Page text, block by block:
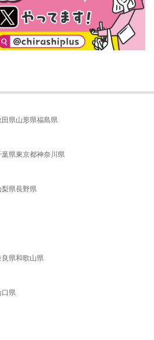
田県山形県福島県
葉県東京都神奈川県
梨県長野県
良県和歌山県
口県